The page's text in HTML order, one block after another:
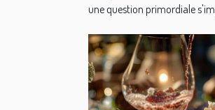
une question primordiale